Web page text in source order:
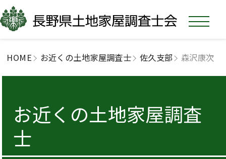
HOME お近くの土地家屋調査士 佐久支部 森沢康次
お近くの土地家屋調査
士